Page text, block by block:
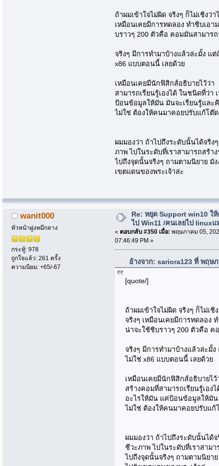
ถ้าผมเข้าใจไม่ผิด จริงๆ ก็ไม่เชิง
เหมือนเคยมีการทดลอง ทำชิบเอ
บราวๆ 200 ตัวคือ คอมมันสามาร
จริงๆ มีการทำมาบ้างแล้วล่ะมั้ง แ
x86 แบบตอนนี้ เลยด้วย
เหมือนเคยมีนักฟิสิกส์อธิบายไว้ว่า
สามารถเรียนรู้เองได้ ในชนิดที่ว่า
ป้อนข้อมูลให้มัน มันจะเรียนรู้และคิ
ไม่ใช่ ต้องให้คนมาคอยปรับแก้โต๊
ผมมองว่า ถ้าไปถึงระดับนั้นได้จริ
ภาพ ไปในระดับที่เราสามารถสร้
ไปถึงจุดนั้นจริงๆ ถามตามนิยาย มั
เขตแดนของพระเจ้าล่ะ
wanit000
หัวหน้าฝูงหมีกลาง
กระทู้: 978
ถูกใจแล้ว: 261 ครั้ง
ความนิยม: +65/-67
Re: หยุด Support win10 ใ
ไป Win11 /คนเลยไป linuxแ
« ตอบกลับ #350 เมื่อ: พฤษภาคม 05,
07:46:49 PM »
อ้างจาก: sariora123 ที่ พฤษ
[quote/]
ถ้าผมเข้าใจไม่ผิด จริงๆ ก็ไม่เ
จริงๆ เหมือนเคยมีการทดลอง
น่าจะใช้ชิบราวๆ 200 ตัวคือ ค
จริงๆ มีการทำมาบ้างแล้วล่ะมั้
ไม่ใช่ x86 แบบตอนนี้ เลยด้วย
เหมือนเคยมีนักฟิสิกส์อธิบายไว้
สร้างคอมที่สามารถเรียนรู้เอง
อะไรให้มัน แค่ป้อนข้อมูลให้มัน
ไม่ใช่ ต้องให้คนมาคอยปรับแ
ผมมองว่า ถ้าไปถึงระดับนั้นได้
ชีวะภาพ ไปในระดับที่เราสาม
ไปถึงจุดนั้นจริงๆ ถามตามนิยา